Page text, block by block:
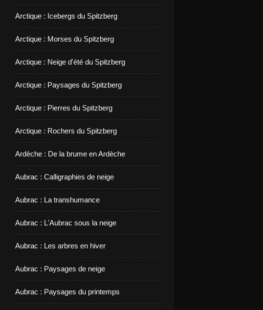
Arctique : Icebergs du Spitzberg
Arctique : Morses du Spitzberg
Arctique : Neige d'été du Spitzberg
Arctique : Paysages du Spitzberg
Arctique : Pierres du Spitzberg
Arctique : Rochers du Spitzberg
Ardèche : De la brume en Ardèche
Aubrac : Calligraphies de neige
Aubrac : La transhumance
Aubrac : L'Aubrac sous la neige
Aubrac : Les arbres en hiver
Aubrac : Paysages de neige
Aubrac : Paysages du printemps